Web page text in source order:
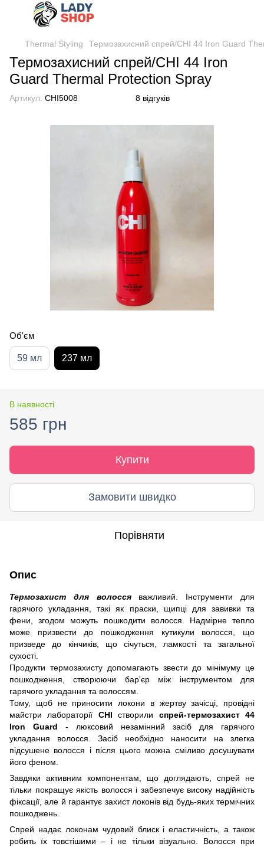
Thermal Styling Термозахисний спрей/CHI 44 Iron Guard
Термозахисний спрей/CHI 44 Iron
Guard Thermal Protection Spray
Артикул: CHI5008 8 відгуків
Об'єм
59 мл 237 мл
В наявності
585 грн
Купити
Замовити швидко
Порівняти
Опис
Термозахист для волоссяважливий. Інструменти для
гарячого укладання, такі як праски, щипці для завивки та
фени, згодом можуть пошкодити волосся. Надмірне тепло
може призвести до пошкодження кутикули волосся, що
призведе до кінчиків, що січуться, ламкості та загальної
сухості.
Продукти термозахисту допомагають звести до мінімуму це
пошкодження, створюючи бар'єр між інструментом для
гарячого укладання та волоссям.
Тому, щоб не приносити локони в жертву зачісці, провідні
майстри лабораторії CHIстворили спрей-термозахист 44
Iron Guard - люксовий незамінний засіб для гарячого
укладання волосся. Засіб необхідно наносити на злегка
підсушене волосся і після цього можна сміливо досушувати
його феном.
Завдяки активним компонентам, що доглядають, спрей не
тільки покращує якість волосся і забезпечує високу надійність
фіксації, але й гарантує захист локонів від будь-яких термічних
пошкоджень.
Спрей надає локонам чудовий блиск і еластичність, а також
робить їх товстішими – і не тільки візуально. Волосся при